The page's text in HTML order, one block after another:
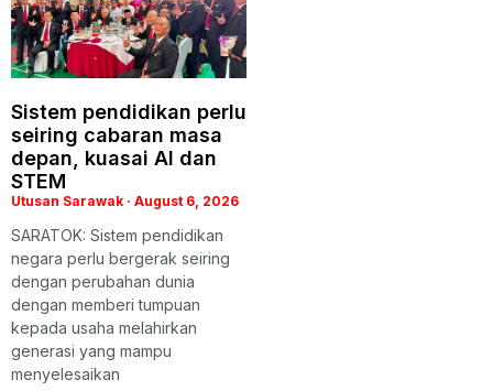
Sistem pendidikan perlu
seiring cabaran masa
depan, kuasai AI dan
STEM
Utusan Sarawak August 6, 2026
SARATOK: Sistem pendidikan
negara perlu bergerak seiring
dengan perubahan dunia
dengan memberi tumpuan
kepada usaha melahirkan
generasi yang mampu
menyelesaikan